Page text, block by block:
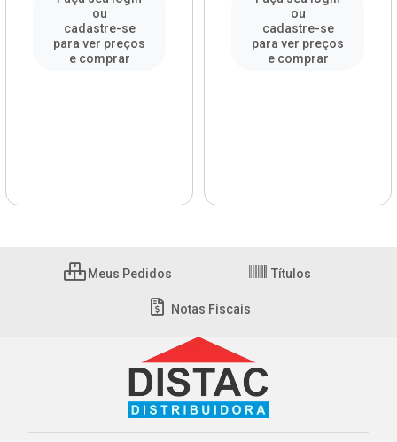
ou
cadastre-se
para ver preços
e comprar
ou
cadastre-se
para ver preços
e comprar
Meus Pedidos Títulos
Notas Fiscais